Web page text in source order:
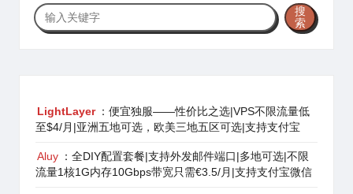
搜
索
搜
索
LightLayer ：便宜独服——性价比之选|VPS不限流量低
至$4/月|亚洲五地可选，欧美三地五区可选|支持支付宝
Aluy ：全DIY配置套餐|支持外发邮件端口|多地可选|不限
流量1核1G内存10Gbps带宽只需€3.5/月|支持支付宝微信